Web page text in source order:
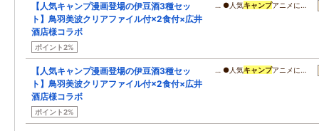
【人気キャンプ漫画登場の伊豆酒3種セッ
ト】鳥羽美波クリアファイル付×2食付×広井
酒店様コラボ
ポイント2%
… ●人気キャンプアニメに…
【人気キャンプ漫画登場の伊豆酒3種セッ
ト】鳥羽美波クリアファイル付×2食付×広井
酒店様コラボ
ポイント2%
… ●人気キャンプアニメに…